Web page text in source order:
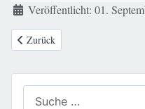
DetailsVeröffentlicht: 01.
Vorheriger Beitrag: Do pobrania
Zurück